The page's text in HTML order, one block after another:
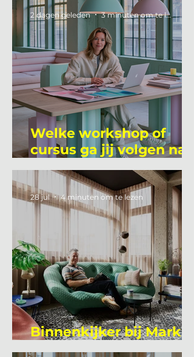
Welke workshop of
cursus ga jij volgen na
je vakantie?
2 dagen geleden 3 minuten om te lezen
Binnenkijker bij Mark
Mutsaers
28 jul 4 minuten om te lezen